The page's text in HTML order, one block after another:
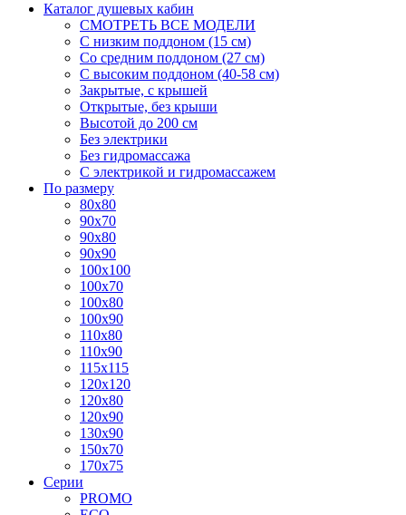
Каталог душевых кабин
СМОТРЕТЬ ВСЕ МОДЕЛИ
С низким поддоном (15 см)
Со средним поддоном (27 см)
С высоким поддоном (40-58 см)
Закрытые, с крышей
Открытые, без крыши
Высотой до 200 см
Без электрики
Без гидромассажа
С электрикой и гидромассажем
По размеру
80x80
90x70
90x80
90x90
100x100
100x70
100x80
100x90
110x80
110x90
115x115
120x120
120x80
120x90
130x90
150x70
170x75
Серии
PROMO